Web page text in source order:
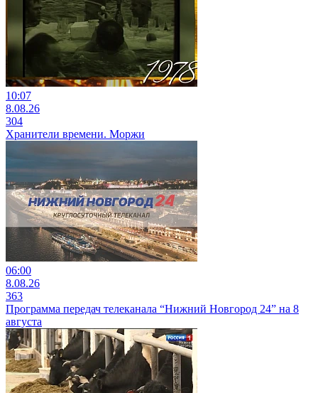
10:07
8.08.26
304
Хранители времени. Моржи
06:00
8.08.26
363
Программа передач телеканала “Нижний Новгород 24” на 8
августа